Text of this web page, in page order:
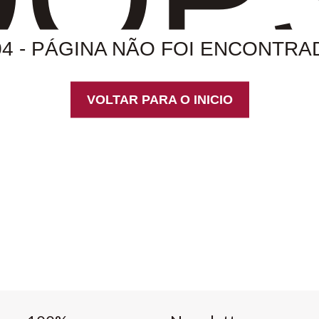
- PÁGINA NÃO FOI
VOLTAR PARA O INICIO